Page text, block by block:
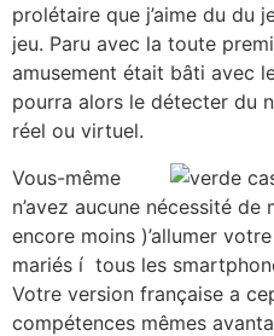
prolétaire que j’aime du du
jeu. Paru avec la toute
amusement était bâti avec
pourra alors le détecter du
réel ou virtuel.
Vous-même
n’avez aucune nécessité
encore moins )’allumer
mariés í tous les
Votre version française a
compétences mêmes